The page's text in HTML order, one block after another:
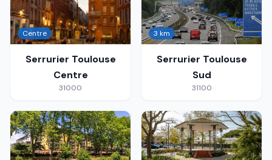
Centre
Serrurier Toulouse
Centre
31000
3 km
Serrurier Toulouse
Sud
31100